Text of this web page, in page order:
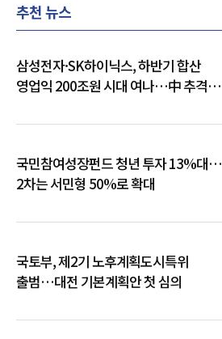
추천 뉴스
삼성전자·SK하이닉스, 하반기 합산
영업익 200조원 시대 여나…中 추격은
국민참여성장펀드 청년 투자 13%대…
2차는 서민형 50%로 확대
국토부, 제2기 노후계획도시특위
출범…대전 기본계획안 첫 심의